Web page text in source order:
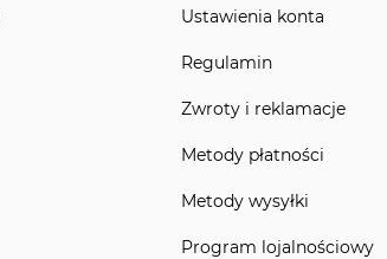
Ustawienia konta
Regulamin
Zwroty i reklamacje
Metody płatności
Metody wysyłki
Program lojalnościowy